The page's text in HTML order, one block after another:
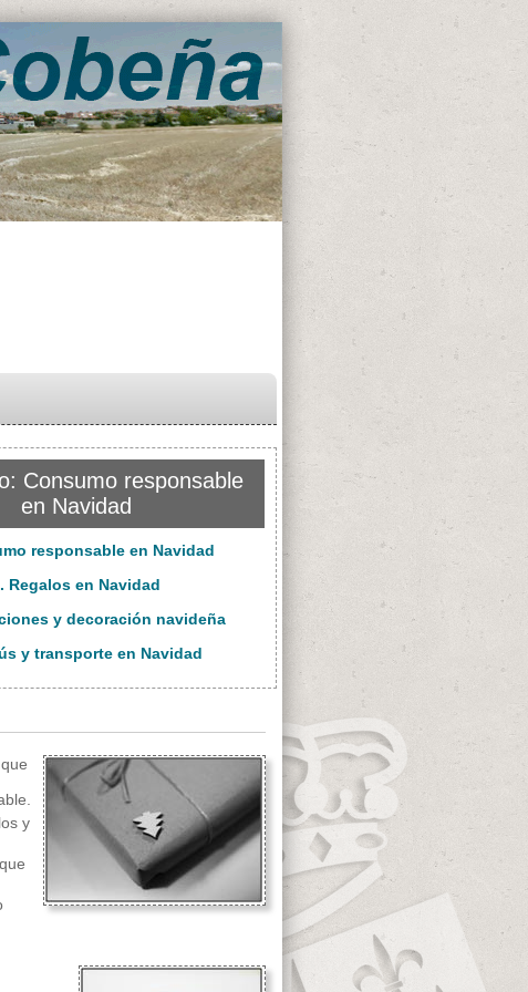
Consumo responsable
en Navidad
responsable en Navidad
Regalos en Navidad
y decoración navideña
y transporte en Navidad
y